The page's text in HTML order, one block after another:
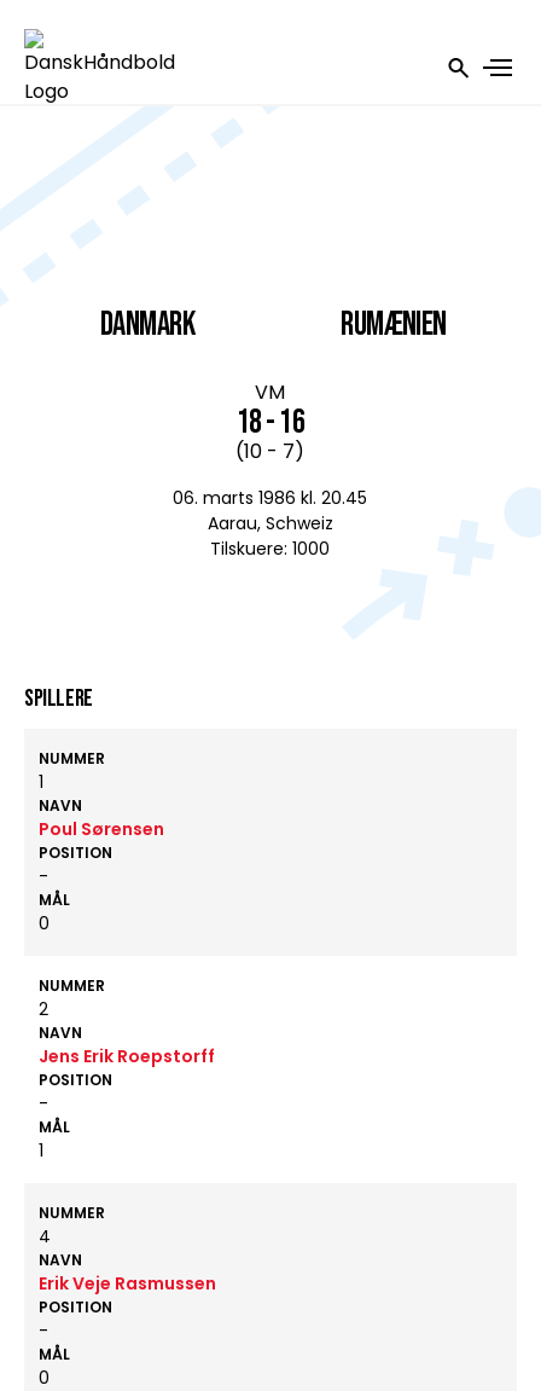
DANMARK
VM
18 - 16
(10 - 7)
06. marts 1986 kl. 20.45
Aarau, Schweiz
Tilskuere: 1000
Rumænien
Spillere
NUMMER
1
NAVN
Poul Sørensen
POSITION
-
MÅL
0
NUMMER
2
NAVN
Jens Erik Roepstorff
POSITION
-
MÅL
1
NUMMER
4
NAVN
Erik Veje Rasmussen
POSITION
-
MÅL
0